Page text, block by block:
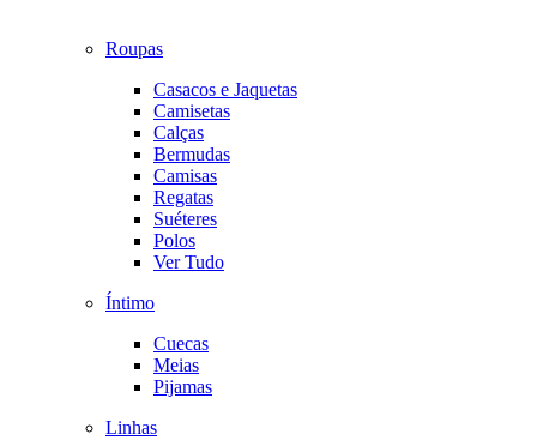
Roupas
Casacos e Jaquetas
Camisetas
Calças
Bermudas
Camisas
Regatas
Suéteres
Polos
Ver Tudo
Íntimo
Cuecas
Meias
Pijamas
Linhas